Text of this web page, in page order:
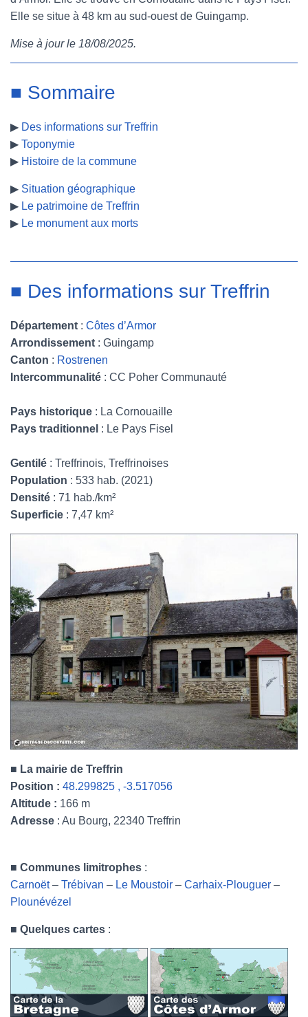
e
b
o
k
t
t
r
t
e
e
s
t
b
Elle se situe à 48 km au sud-ouest de Guingamp.
Mise à jour le 18/08/2025.
■ Sommaire
▶ Des informations sur Treffrin
▶ Toponymie
▶ Histoire de la commune
▶ Situation géographique
▶ Le patrimoine de Treffrin
▶ Le monument aux morts
■ Des informations sur Treffrin
Département : Côtes d’Armor
Arrondissement : Guingamp
Canton : Rostrenen
Intercommunalité : CC Poher Communauté
Pays historique : La Cornouaille
Pays traditionnel : Le Pays Fisel
Gentilé : Treffrinois, Treffrinoises
Population : 533 hab. (2021)
Densité : 71 hab./km²
Superficie : 7,47 km²
■ La mairie de Treffrin
Position : 48.299825 , -3.517056
Altitude : 166 m
Adresse : Au Bourg, 22340 Treffrin
■ Communes limitrophes :
Carnoët– Trébivan – Le Moustoir – Carhaix-Plouguer –
Plounévézel
■ Quelques cartes :